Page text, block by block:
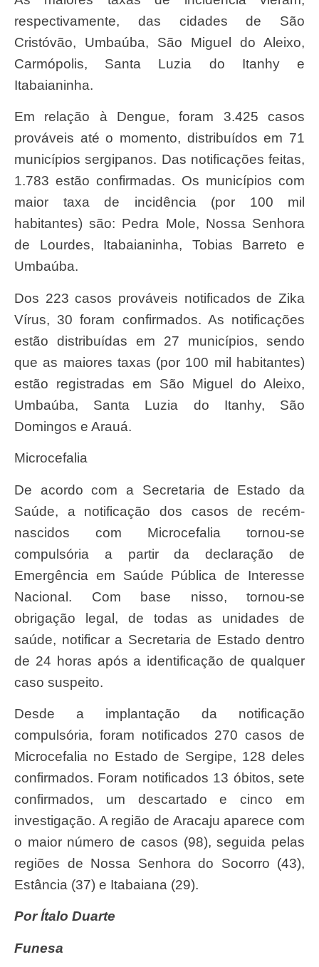
respectivamente, das cidades de São
Cristóvão, Umbaúba, São Miguel do Aleixo,
Carmópolis, Santa Luzia do Itanhy e
Itabaianinha.
Em relação à Dengue, foram 3.425 casos
prováveis até o momento, distribuídos em 71
municípios sergipanos. Das notificações feitas,
1.783 estão confirmadas. Os municípios com
maior taxa de incidência (por 100 mil
habitantes) são: Pedra Mole, Nossa Senhora
de Lourdes, Itabaianinha, Tobias Barreto e
Umbaúba.
Dos 223 casos prováveis notificados de Zika
Vírus, 30 foram confirmados. As notificações
estão distribuídas em 27 municípios, sendo
que as maiores taxas (por 100 mil habitantes)
estão registradas em São Miguel do Aleixo,
Umbaúba, Santa Luzia do Itanhy, São
Domingos e Arauá.
Microcefalia
De acordo com a Secretaria de Estado da
Saúde, a notificação dos casos de recém-
nascidos com Microcefalia tornou-se
compulsória a partir da declaração de
Emergência em Saúde Pública de Interesse
Nacional. Com base nisso, tornou-se
obrigação legal, de todas as unidades de
saúde, notificar a Secretaria de Estado dentro
de 24 horas após a identificação de qualquer
caso suspeito.
Desde a implantação da notificação
compulsória, foram notificados 270 casos de
Microcefalia no Estado de Sergipe, 128 deles
confirmados. Foram notificados 13 óbitos, sete
confirmados, um descartado e cinco em
investigação. A região de Aracaju aparece com
o maior número de casos (98), seguida pelas
regiões de Nossa Senhora do Socorro (43),
Estância (37) e Itabaiana (29).
Por Ítalo Duarte
Funesa